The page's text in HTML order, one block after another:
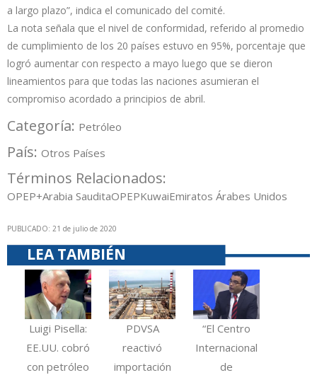
a largo plazo”, indica el comunicado del comité.
La nota señala que el nivel de conformidad, referido al promedio
de cumplimiento de los 20 países estuvo en 95%, porcentaje que
logró aumentar con respecto a mayo luego que se dieron
lineamientos para que todas las naciones asumieran el
compromiso acordado a principios de abril.
Categoría: Petróleo
País: Otros Países
Términos Relacionados:
OPEP+Arabia SauditaOPEPKuwaiEmiratos Árabes Unidos
PUBLICADO: 21 de julio de 2020
LEA TAMBIÉN
Luigi Pisella:
EE.UU. cobró
con petróleo
PDVSA
reactivó
importación
“El Centro
Internacional
de